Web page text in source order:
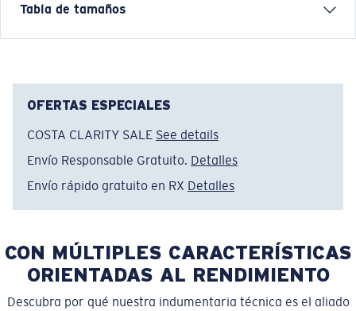
Camiseta United C Logo F de manga corta
• Para mujer
• 52 % algodón y 48 % poliéster
colores similares. Secar a temperatura baja. Planchar
de adentro hacia afuera a temperatura baja. No usar
blanqueador. No lavar en seco
Nombre del modelo:United C Logo F
Color:Prism Blue
Tamaño:L
Tabla de tamaños
OFERTAS ESPECIALES
COSTA CLARITY SALE See details
Envío Responsable Gratuito. Detalles
Envío rápido gratuito en RX Detalles
CON MÚLTIPLES CARACTERÍSTICAS
ORIENTADAS AL RENDIMIENTO
Descubra por qué nuestra indumentaria técnica es el aliado